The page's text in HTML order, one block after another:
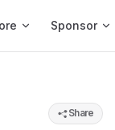
Sponsor
Share